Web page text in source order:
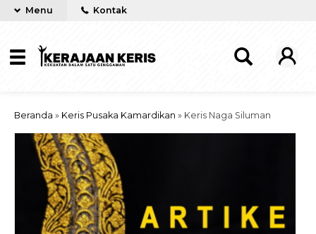
Menu Kontak
Beranda » Keris Pusaka Kamardikan » Keris Naga Siluman